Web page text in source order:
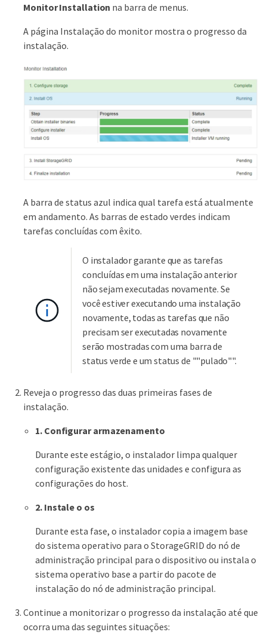
Monitor Installation na barra de menus.
A página Instalação do monitor mostra o progresso da
instalação.
A barra de status azul indica qual tarefa está atualmente
em andamento. As barras de estado verdes indicam
tarefas concluídas com êxito.
O instalador garante que as tarefas
concluídas em uma instalação anterior
não sejam executadas novamente. Se
você estiver executando uma instalação
novamente, todas as tarefas que não
precisam ser executadas novamente
serão mostradas com uma barra de
status verde e um status de ""pulado"".
Reveja o progresso das duas primeiras fases de
instalação.
1. Configurar armazenamento
Durante este estágio, o instalador limpa qualquer
configuração existente das unidades e configura as
configurações do host.
2. Instale o os
Durante esta fase, o instalador copia a imagem base
do sistema operativo para o StorageGRID do nó de
administração principal para o dispositivo ou instala o
sistema operativo base a partir do pacote de
instalação do nó de administração principal.
Continue a monitorizar o progresso da instalação até que
ocorra uma das seguintes situações: